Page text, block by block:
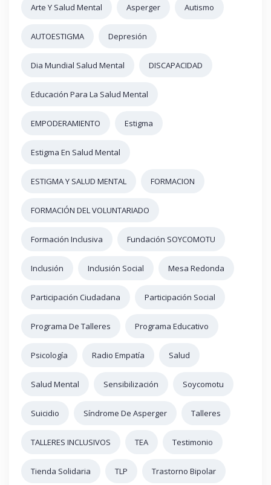
Arte Y Salud Mental Asperger Autismo
AUTOESTIGMA Depresión
Dia Mundial Salud Mental DISCAPACIDAD
Educación Para La Salud Mental
EMPODERAMIENTO Estigma
Estigma En Salud Mental
ESTIGMA Y SALUD MENTAL FORMACION
FORMACIÓN DEL VOLUNTARIADO
Formación Inclusiva Fundación SOYCOMOTU
Inclusión Inclusión Social Mesa Redonda
Participación Ciudadana Participación Social
Programa De Talleres Programa Educativo
Psicología Radio Empatía Salud
Salud Mental Sensibilización Soycomotu
Suicidio Síndrome De Asperger Talleres
TALLERES INCLUSIVOS TEA Testimonio
Tienda Solidaria TLP Trastorno Bipolar